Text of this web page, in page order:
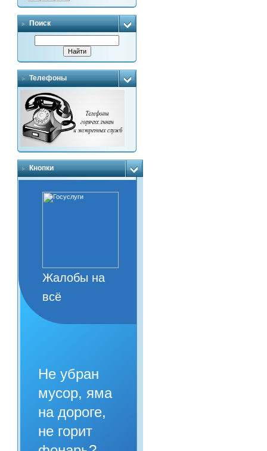
Поиск
Телефоны
Кнопки
Жалобы на
всё
Не убран
мусор, яма
на дороге,
не горит